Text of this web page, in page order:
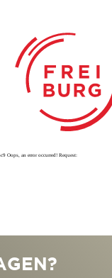
Oops, an error occurred! Request: